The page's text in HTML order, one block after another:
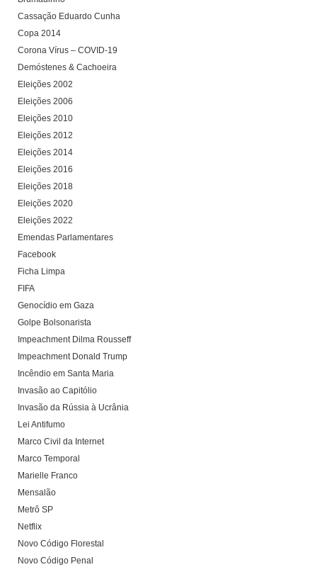
Cassação Eduardo Cunha
Copa 2014
Corona Vírus – COVID-19
Demóstenes & Cachoeira
Eleições 2002
Eleições 2006
Eleições 2010
Eleições 2012
Eleições 2014
Eleições 2016
Eleições 2018
Eleições 2020
Eleições 2022
Emendas Parlamentares
Facebook
Ficha Limpa
FIFA
Genocídio em Gaza
Golpe Bolsonarista
Impeachment Dilma Rousseff
Impeachment Donald Trump
Incêndio em Santa Maria
Invasão ao Capitólio
Invasão da Rússia à Ucrânia
Lei Antifumo
Marco Civil da Internet
Marco Temporal
Marielle Franco
Mensalão
Metrô SP
Netflix
Novo Código Florestal
Novo Código Penal